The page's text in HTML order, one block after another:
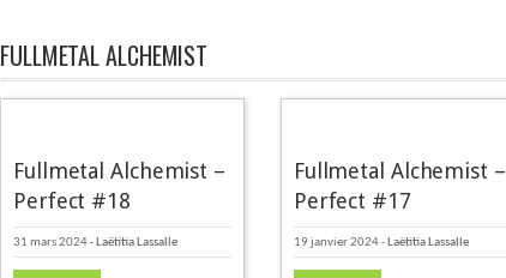
FULLMETAL ALCHEMIST
Fullmetal Alchemist –
Perfect #18
31 mars 2024- Laëtitia Lassalle
Fullmetal Alchemist –
Perfect #17
19 janvier 2024- Laëtitia Lassalle